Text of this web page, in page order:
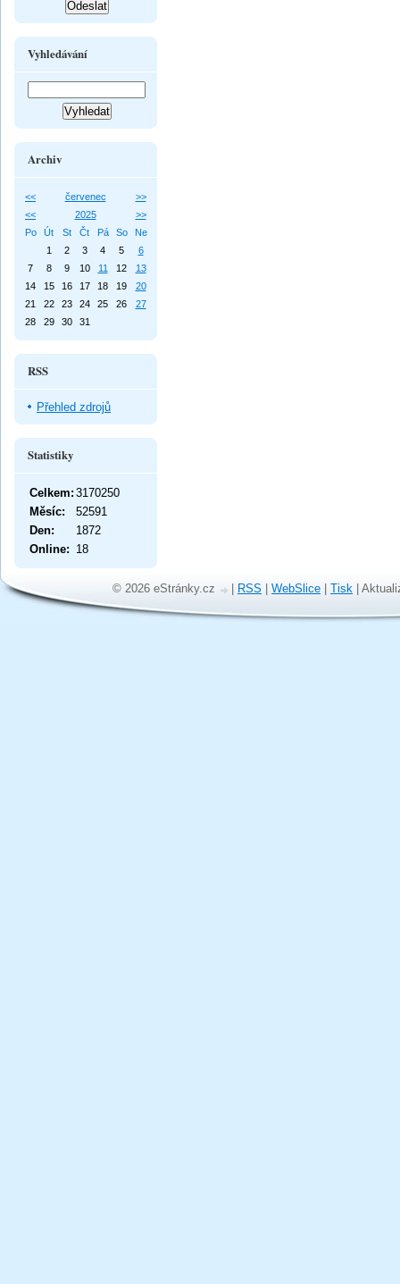
Vyhledávání
Archiv
<< červenec
>>
<<
2025
>>
Po
Út St Čt Pá So
Ne
1
2 3 4 5
6
7
8 9 10 11 12
13
14
15 16 17 18 19
20
21
22 23 24 25 26
27
28
29 30 31
RSS
Přehled zdrojů
Statistiky
Online: 18
Celkem: 3170250
Měsíc:
52591
Den:
1872
© 2026 eStránky.cz | RSS | WebSlice | Tisk |